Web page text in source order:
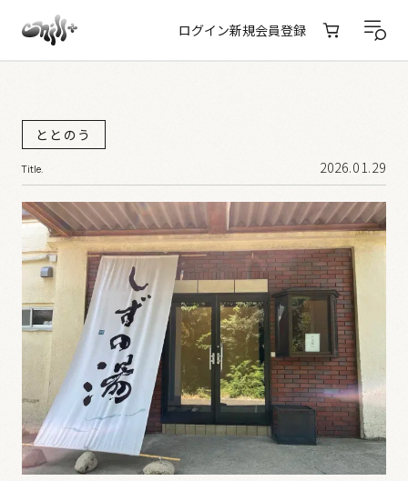
ログイン新規会員登録
ととのう
Title. 2026.01.29